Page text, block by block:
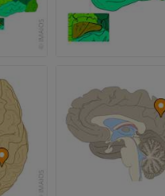
プレミアム
プレミアム